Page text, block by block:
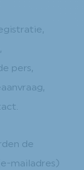
pers,
de
mailadres)